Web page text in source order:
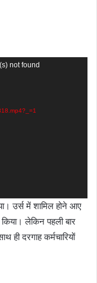
not found
उर्स में शामिल होने आए
लेकिन पहली बार
ही दरगाह कर्मचारियों